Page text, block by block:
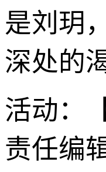
是刘玥
深处的
活动：
责任编